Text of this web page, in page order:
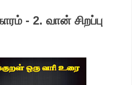
- 2. வான் சிறப்பு